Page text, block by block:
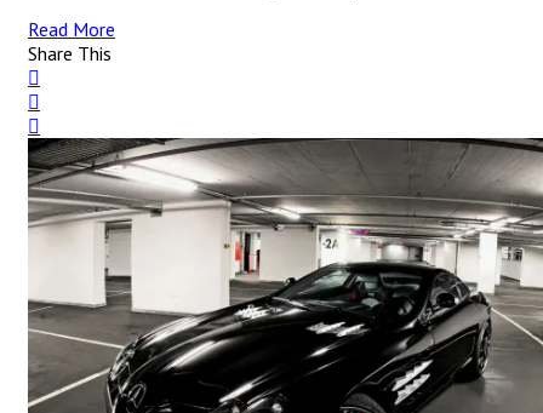
Read More
Share This